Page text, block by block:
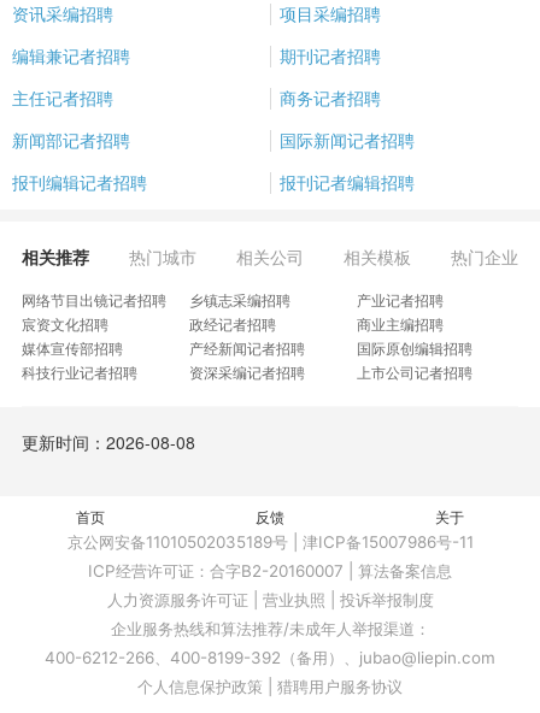
资讯采编招聘
项目采编招聘
编辑兼记者招聘
期刊记者招聘
主任记者招聘
商务记者招聘
新闻部记者招聘
国际新闻记者招聘
报刊编辑记者招聘
报刊记者编辑招聘
相关推荐 热门城市 相关公司 相关模板 热门企业
网络节目出镜记者招聘 乡镇志采编招聘
产业记者招聘
宸资文化招聘
政经记者招聘
商业主编招聘
媒体宣传部招聘
产经新闻记者招聘
国际原创编辑招聘
科技行业记者招聘
资深采编记者招聘
上市公司记者招聘
新科技记者招聘
财经深度作者招聘
故事采编招聘
全职作者招聘 采写记者招聘
更新时间：2026-08-08
首页 反馈 关于